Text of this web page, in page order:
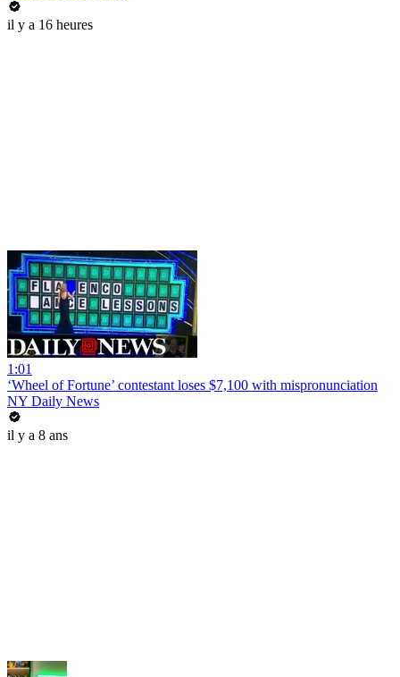
il y a 16 heures
1:01
‘Wheel of Fortune’ contestant loses $7,100 with mispronunciation
NY Daily News
il y a 8 ans